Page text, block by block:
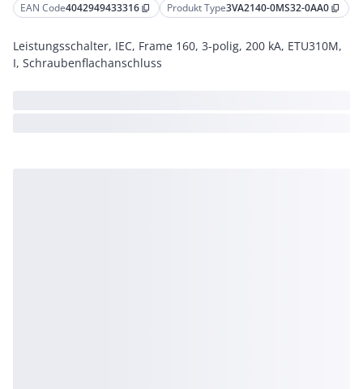
EAN Code4042949433316 content_copy Produkt Type3VA2140-0MS32-0AA0 content_copy
Leistungsschalter, IEC, Frame 160, 3-polig, 200 kA, ETU310M,
I, Schraubenflachanschluss